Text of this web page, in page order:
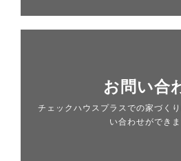
お問い合
チェックハウスプラスでの家づく
い合わせができま